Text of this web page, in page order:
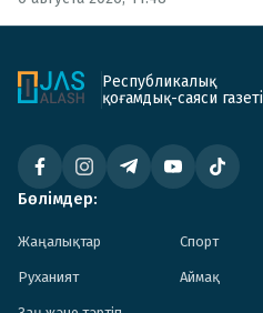
Республикалық
қоғамдық-саяси газеті
Бөлімдер:
Жаңалықтар Спорт
Руханият Аймақ